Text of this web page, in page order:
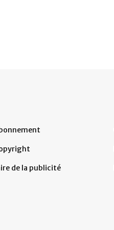
de la publicité